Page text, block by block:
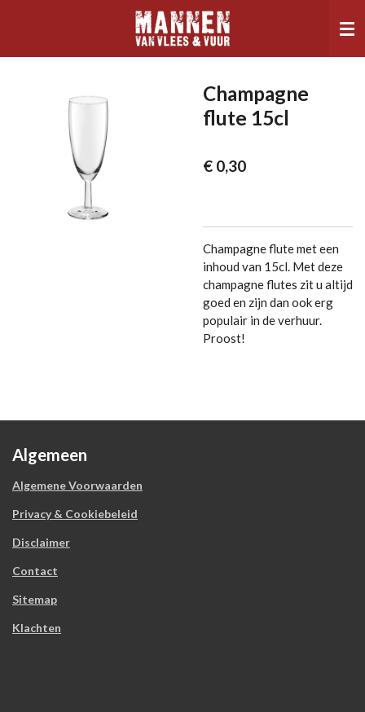
Champagne
flute 15cl
€ 0,30
Champagne flute met een
inhoud van 15cl. Met deze
champagne flutes zit u altijd
goed en zijn dan ook erg
populair in de verhuur.
Proost!
Algemeen
Algemene Voorwaarden
Privacy & Cookiebeleid
Disclaimer
Contact
Sitemap
Klachten